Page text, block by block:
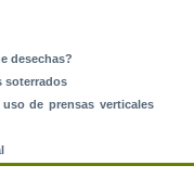
desechas?
soterrados
de prensas verticales